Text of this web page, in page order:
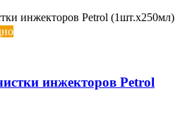
инжекторов Petrol